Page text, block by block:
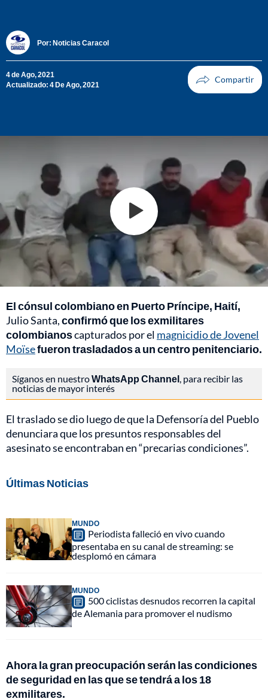
Por: Noticias Caracol
4 de Ago, 2021
Actualizado: 4 De Ago, 2021
El cónsul colombiano en Puerto Príncipe, Haití,
Julio Santa,confirmó que los exmilitares
colombianoscapturados por el magnicidio de Jovenel
Moïsefueron trasladados a un centro penitenciario.
Síganos en nuestroWhatsApp Channel , para recibir las
noticias de mayor interés
El traslado se dio luego de que la Defensoría del Pueblo
denunciara que los presuntos responsables del
asesinato se encontraban en “precarias condiciones”.
Últimas Noticias
MUNDO
Periodista falleció en vivo cuando
presentaba en su canal de streaming: se
desplomó en cámara
MUNDO
500 ciclistas desnudos recorren la capital
de Alemania para promover el nudismo
Ahora la gran preocupación serán las condiciones
de seguridad en las que se tendrá a los 18
exmilitares.